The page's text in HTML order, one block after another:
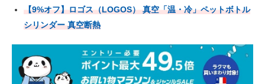
【9%オフ】ロゴス（LOGOS） 真空「温・冷」ペットボトル
シリンダー 真空断熱